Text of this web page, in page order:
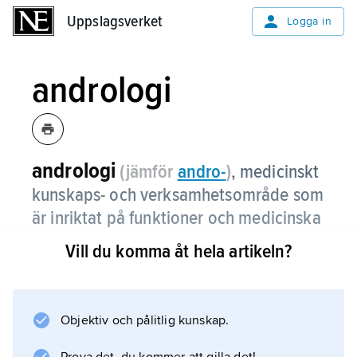
Uppslagsverket Logga in
andrologi
andrologi (jämför andro-), medicinskt
kunskaps- och verksamhetsområde som
är inriktat på funktioner och medicinska
problem som förekommer enbart hos
pojkar respektive män eller som hos
kvinnor.
Andrologi kan ses som den manliga
Vill du komma åt hela artikeln?
Objektiv och pålitlig kunskap.